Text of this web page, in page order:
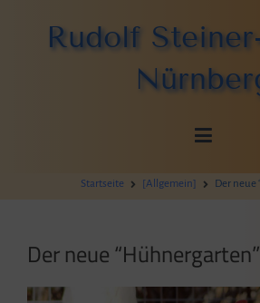
springenRudolf
Startseite [Allgemein] Der neue
Der neue “Hühnergarten”